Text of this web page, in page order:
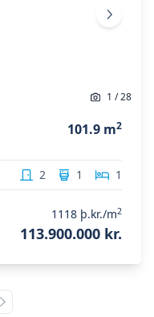
Næsta
1 /28
101.9 m2
2 1 1
1118 þ.kr./m2
113.900.000 kr.
Næsta síða